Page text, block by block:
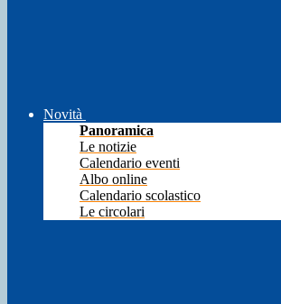
Novità
Panoramica
Le notizie
Calendario eventi
Albo online
Calendario scolastico
Le circolari